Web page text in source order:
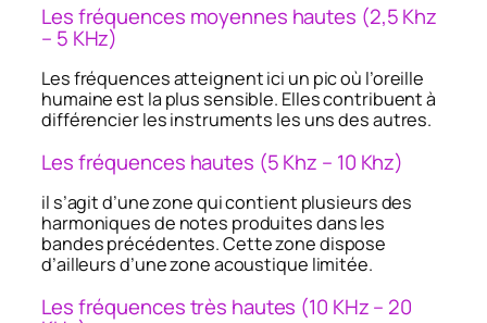
Les fréquences moyennes hautes (2,5 Khz
– 5 KHz)
Les fréquences atteignent ici un pic où l’oreille
humaine est la plus sensible. Elles contribuent à
différencier les instruments les uns des autres.
Les fréquences hautes (5 Khz – 10 Khz)
il s’agit d’une zone qui contient plusieurs des
harmoniques de notes produites dans les
bandes précédentes. Cette zone dispose
d’ailleurs d’une zone acoustique limitée.
Les fréquences très hautes (10 KHz – 20